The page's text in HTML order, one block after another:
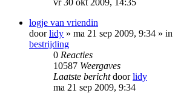
logje van vriendin
doorlidy » ma 21 sep 2009, 9:34 » in
bestrijding
0 Reacties
10587 Weergaves
Laatste berichtdoorlidy
ma 21 sep 2009, 9:34